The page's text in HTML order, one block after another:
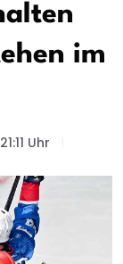
im
21:11 Uhr